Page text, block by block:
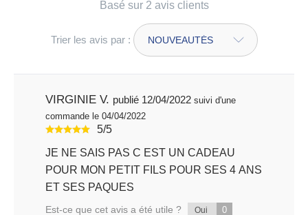
Basé sur 2 avis clients
Trier les avis par :
VIRGINIE V. publié 12/04/2022 suivi d'une
commande le 04/04/2022
5/5
JE NE SAIS PAS C EST UN CADEAU
POUR MON PETIT FILS POUR SES 4 ANS
ET SES PAQUES
Est-ce que cet avis a été utile ? Oui 0